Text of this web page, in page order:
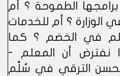
الطموحة ؟ أم
الوزارة ؟ أم للخدمات
في الخضم ؟ كما
نفترض أن المعلم -
الترقي في سُلَّم